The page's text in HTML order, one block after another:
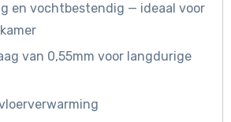
en vochtbestendig — ideaal voor
van 0,55mm voor langdurige